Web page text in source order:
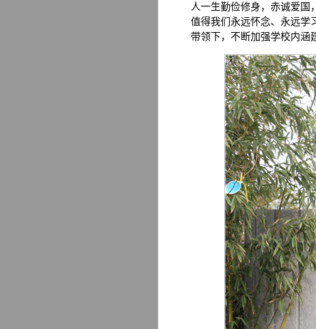
人一生勤俭修身，赤诚爱国
值得我们永远怀念、永远学
带领下，不断加强学校内涵